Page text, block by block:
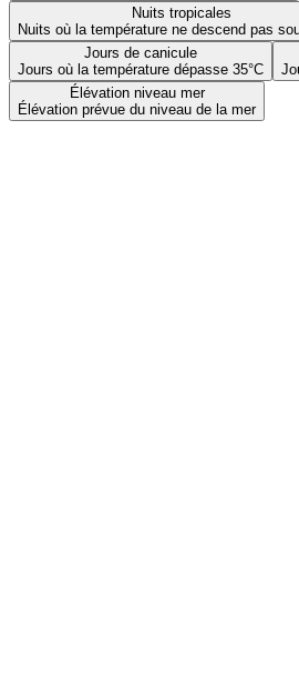
Nuits tropicales
Nuits où la température ne descend pas
Jours de canicule
Jours où la température dépasse 35°C
Élévation niveau mer
Élévation prévue du niveau de la mer